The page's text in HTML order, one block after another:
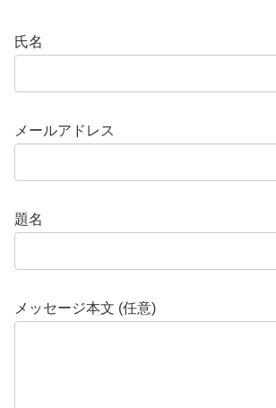
氏名
メールアドレス
題名
メッセージ本文 (任意)